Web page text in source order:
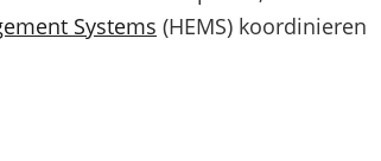
Systems (HEMS) koordinieren